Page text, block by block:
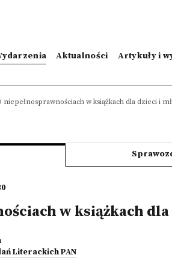
Aktualności Artykuły i
niepełnosprawnościach w książkach dla dzieci i
w książkach
Literackich PAN